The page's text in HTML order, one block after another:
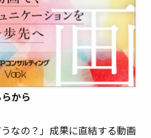
から
なの？」成果に直結する動画